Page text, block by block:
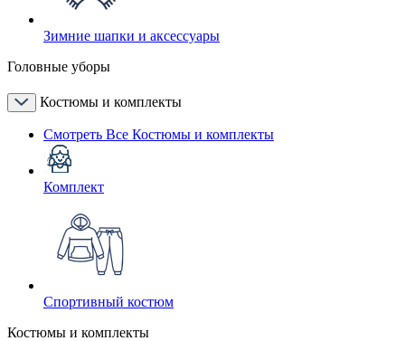
Зимние шапки и аксессуары
Головные уборы
Костюмы и комплекты
Смотреть Все Костюмы и комплекты
Комплект
Спортивный костюм
Костюмы и комплекты